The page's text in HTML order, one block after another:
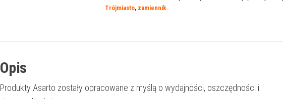
12BXN
|
Trójmiasto, zamiennik
Opis
Produkty Asarto zostały opracowane z myślą o wydajności, oszczędności i